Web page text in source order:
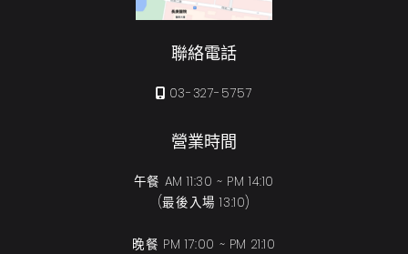
聯絡電話
03-327-5757
營業時間
午餐 AM 11:30 ~ PM 14:10
(最後入場 13:10)
晚餐 PM 17:00 ~ PM 21:10